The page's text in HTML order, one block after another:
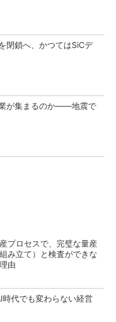
閉鎖へ、かつてはSiCデ
が集まるのか――地震で
プロセスで、完璧な量産
組み立て）と検査ができな
由
時代でも変わらない経営